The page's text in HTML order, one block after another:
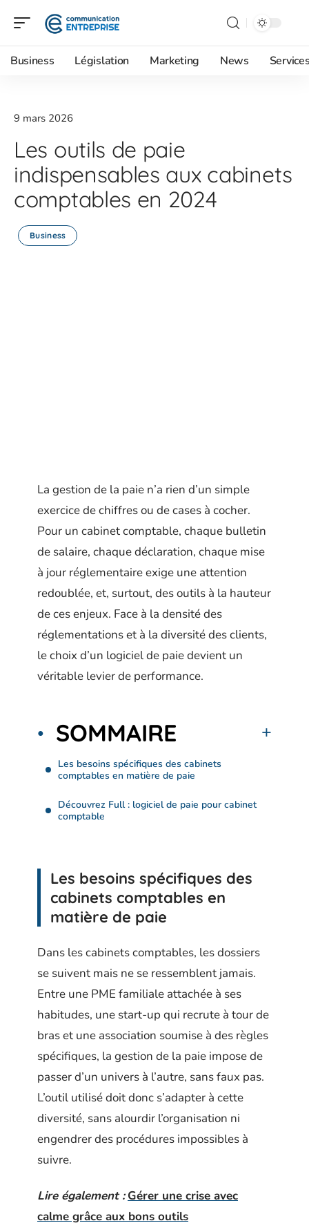
Business Législation Marketing News
9 mars 2026
Les outils de paie
indispensables aux cabinets
comptables en 2024
Business
La gestion de la paie n’a rien d’un simple
exercice de chiffres ou de cases à cocher.
Pour un cabinet comptable, chaque bulletin
de salaire, chaque déclaration, chaque mise
à jour réglementaire exige une attention
redoublée, et, surtout, des outils à la hauteur
de ces enjeux. Face à la densité des
réglementations et à la diversité des clients,
le choix d’un logiciel de paie devient un
véritable levier de performance.
SOMMAIRE
Les besoins spécifiques des cabinets
comptables en matière de paie
Découvrez Full : logiciel de paie pour cabinet
comptable
Les besoins spécifiques des
cabinets comptables en
matière de paie
Dans les cabinets comptables, les dossiers
se suivent mais ne se ressemblent jamais.
Entre une PME familiale attachée à ses
habitudes, une start-up qui recrute à tour de
bras et une association soumise à des règles
spécifiques, la gestion de la paie impose de
passer d’un univers à l’autre, sans faux pas.
L’outil utilisé doit donc s’adapter à cette
diversité, sans alourdir l’organisation ni
engendrer des procédures impossibles à
suivre.
Lire également : Gérer une crise avec
calme grâce aux bons outils